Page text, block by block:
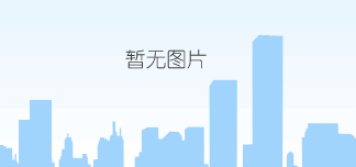
经济学院第十届＂立德树人、文
发布日